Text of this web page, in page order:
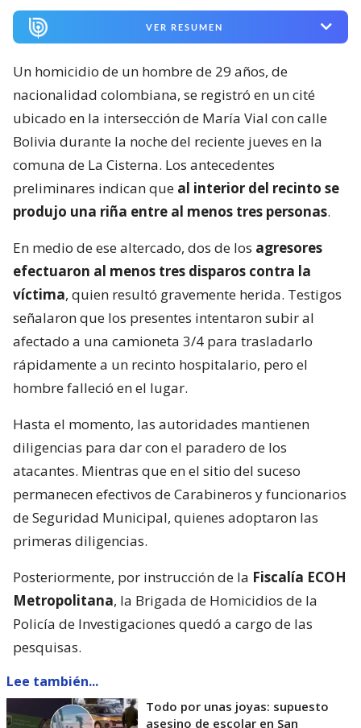
VER RESUMEN
Un homicidio de un hombre de 29 años, de
nacionalidad colombiana, se registró en un cité
ubicado en la intersección de María Vial con calle
Bolivia durante la noche del reciente jueves en la
comuna de La Cisterna. Los antecedentes
preliminares indican que al interior del recinto se
produjo una riña entre al menos tres personas.
En medio de ese altercado, dos de los agresores
efectuaron al menos tres disparos contra la
víctima, quien resultó gravemente herida. Testigos
señalaron que los presentes intentaron subir al
afectado a una camioneta 3/4 para trasladarlo
rápidamente a un recinto hospitalario, pero el
hombre falleció en el lugar.
Hasta el momento, las autoridades mantienen
diligencias para dar con el paradero de los
atacantes. Mientras que en el sitio del suceso
permanecen efectivos de Carabineros y funcionarios
de Seguridad Municipal, quienes adoptaron las
primeras diligencias.
Posteriormente, por instrucción de la Fiscalía ECOH
Metropolitana, la Brigada de Homicidios de la
Policía de Investigaciones quedó a cargo de las
pesquisas.
Lee también...
Todo por unas joyas: supuesto
asesino de escolar en San